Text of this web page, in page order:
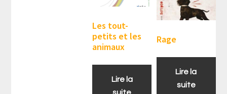
Les tout-
petits et les
animaux
Lire la
Rage
Lire la
suite